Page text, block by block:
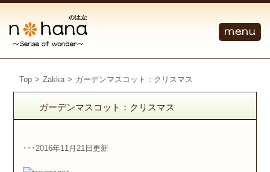
Top > Zakka > ガーデンマスコット：クリスマス
ガーデンマスコット：クリスマス
･･･2016年11月21日更新